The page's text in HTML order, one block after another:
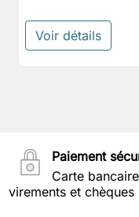
Voir détails
Paiement
Carte
virements et chèques